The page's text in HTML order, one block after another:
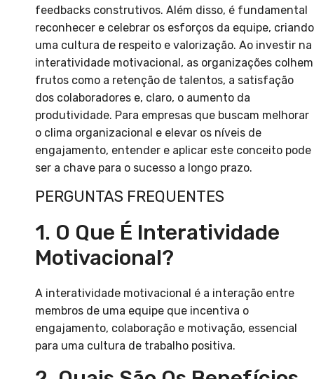
feedbacks construtivos. Além disso, é fundamental
reconhecer e celebrar os esforços da equipe, criando
uma cultura de respeito e valorização. Ao investir na
interatividade motivacional, as organizações colhem
frutos como a retenção de talentos, a satisfação
dos colaboradores e, claro, o aumento da
produtividade. Para empresas que buscam melhorar
o clima organizacional e elevar os níveis de
engajamento, entender e aplicar este conceito pode
ser a chave para o sucesso a longo prazo.
PERGUNTAS FREQUENTES
1. O Que É Interatividade
Motivacional?
A interatividade motivacional é a interação entre
membros de uma equipe que incentiva o
engajamento, colaboração e motivação, essencial
para uma cultura de trabalho positiva.